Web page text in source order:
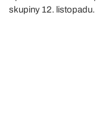
skupiny 12. listopadu.